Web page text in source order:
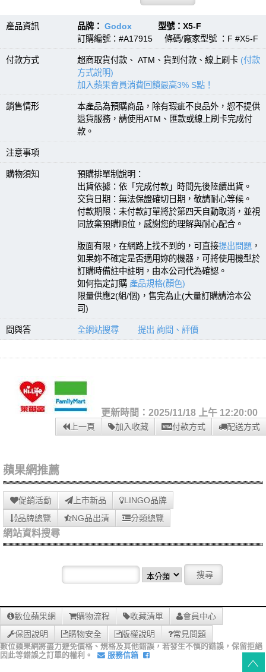
產品資訊 品牌： Godox 型號：X5-F
訂購編號：#A17915 條碼/廠家型號 ：F #X5-F
付款方式 超商取貨付款、 ATM、貨到付款、線上刷卡 (付款
方式說明)
加入蘋果會員消費回饋最高3% S點！
銷售情形
本產品為預購商品，除有瑕疵不良品外，恕不提供
退貨服務，請使用ATM、匯款或線上刷卡完成付
款。
注意事項
購物須知
預購排單制說明：
出貨依據：依「完成付款」時間先後陸續出貨。
交貨日期：無法保證確切日期，敬請耐心等候。
付款期限：未付款訂單將於第四天自動取消，並視
同放棄預購順位，感謝您的理解與耐心配合。
版面有限，在網路上找不到的，可直接提出問題 ，
如果妳不確定是否適用妳的機器，可將使用機型於
訂購時備註中註明，由本公司代為確認。
如何指定訂購 產品規格(顏色)
限量供應2(組/個)，售完為止(大量訂購請洽本公
司)
問與答 全網站搜尋 提出 詢問、評價
更新時間：2025/11/18 上午 12:20:00
上一頁 加入收藏 付款方式 配送方式
蘋果網推薦
促銷活動 上市新品
LINGO品牌
品牌總覽
NG品出清 分類總覽
網站資料搜尋
數位蘋果網 購物流程 收藏清單
會員中心
保固說明
購物安全 版權說明 常見問題
數位蘋果網將盡力避免價格、規格及其他錯誤，若發生不慎的錯誤，保留拒絕
因此等錯誤之訂單的權利。
服務信箱